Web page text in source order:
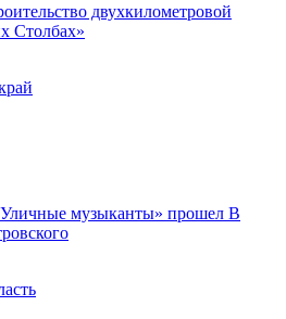
двухкилометровой
Столбах»
музыканты» прошел В